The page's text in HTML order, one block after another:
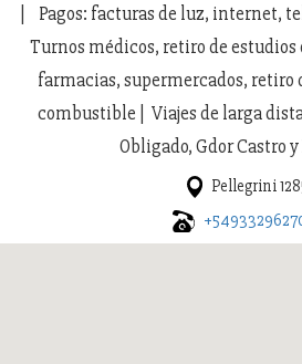
| Pagos: facturas de luz, internet,
Turnos médicos, retiro de estudios
farmacias, supermercados, retiro
combustible | Viajes de larga
Obligado, Gdor Castro y
Pellegrini